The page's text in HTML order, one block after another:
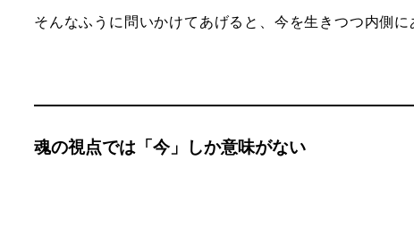
そんなふうに問いかけてあげると、今を生きつつ内側
魂の視点では「今」しか意味がない